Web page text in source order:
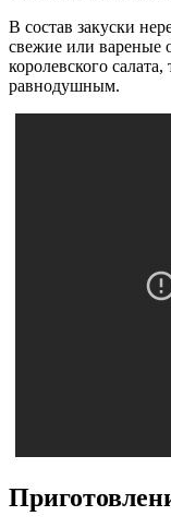
В состав закуски
свежие или
королевского
равнодушным.